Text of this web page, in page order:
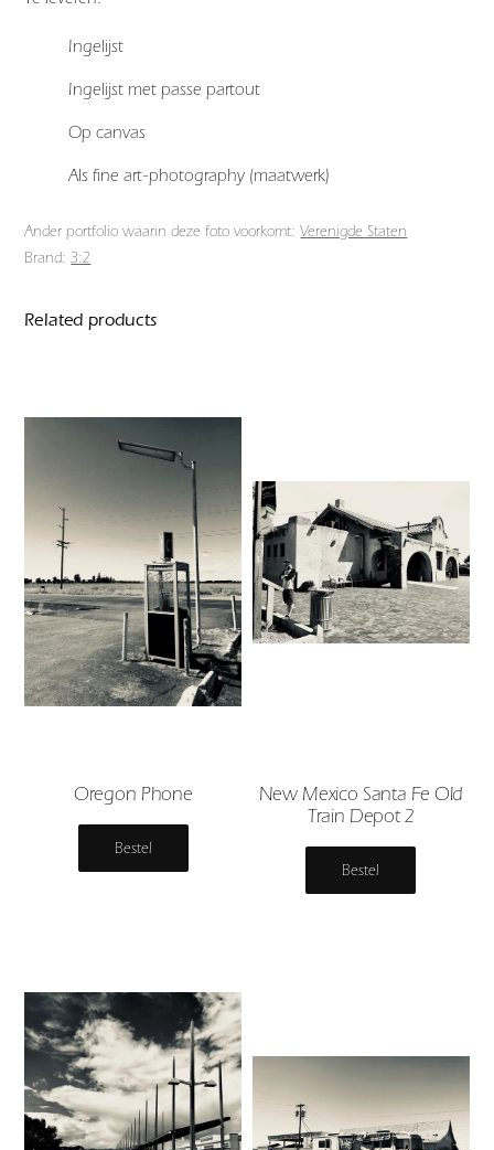
Ingelijst
Ingelijst met passe partout
Op canvas
Als fine art-photography (maatwerk)
Ander portfolio waarin deze foto voorkomt:Verenigde Staten
Brand:3:2
Related products
Oregon Phone
Bestel
New Mexico Santa Fe Old
Train Depot 2
Bestel